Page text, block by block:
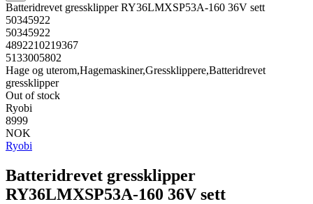
Batteridrevet gressklipper RY36LMXSP53A-160 36V sett
50345922
50345922
4892210219367
5133005802
Hage og uterom,Hagemaskiner,Gressklippere,Batteridrevet
gressklipper
Out of stock
Ryobi
8999
NOK
Ryobi
Batteridrevet gressklipper
RY36LMXSP53A-160 36V sett